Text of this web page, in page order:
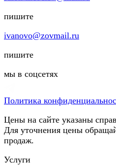
пишите
ivanovo@zovmail.ru
пишите
мы в соцсетях
Политика
Цены на сайте указаны
Для уточнения цены
продаж.
Услуги